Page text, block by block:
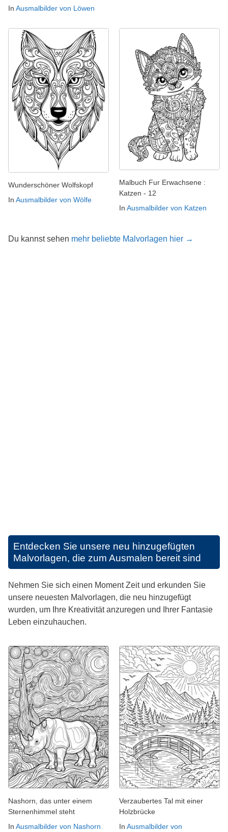
In Ausmalbilder von Löwen
Wunderschöner Wolfskopf
In Ausmalbilder von Wölfe
Malbuch Fur Erwachsene :
Katzen - 12
In Ausmalbilder von Katzen
Du kannst sehen mehr beliebte Malvorlagen hier →
Entdecken Sie unsere neu hinzugefügten
Malvorlagen, die zum Ausmalen bereit sind
Nehmen Sie sich einen Moment Zeit und erkunden Sie
unsere neuesten Malvorlagen, die neu hinzugefügt
wurden, um Ihre Kreativität anzuregen und Ihrer Fantasie
Leben einzuhauchen.
Nashorn, das unter einem
Sternenhimmel steht
In Ausmalbilder von Nashorn
Verzaubertes Tal mit einer
Holzbrücke
In Ausmalbilder von